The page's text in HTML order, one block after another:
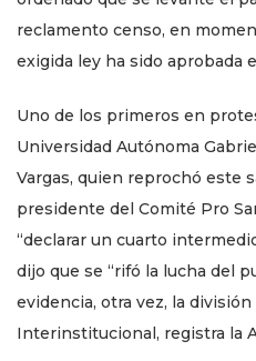
reclamento censo, en
exigida ley ha sido aprobada
Uno de los primeros en
Universidad Autónoma
Vargas, quien reprochó este
presidente del Comité Pro
“declarar un cuarto
dijo que se “rifó la lucha del
evidencia, otra vez, la
Interinstitucional, registra la